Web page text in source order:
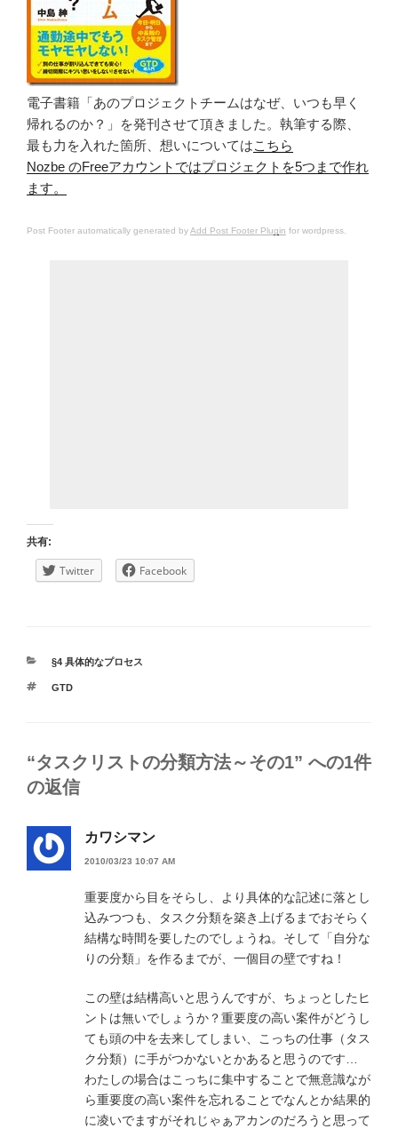
電子書籍「あのプロジェクトチームはなぜ、いつも早く
帰れるのか？」を発刊させて頂きました。執筆する際、
最も力を入れた箇所、想いについてはこちら
Nozbe のFreeアカウントではプロジェクトを5つまで作れ
ます。
Post Footer automatically generated byAdd Post Footer Plugin for wordpress.
共有:
Twitter Facebook
カ
ゴ
§4 具体的なプロセス
タ
GTD
“タスクリストの分類方法～その1” への1件
の返信
カワシマン
2010/03/23 10:07 AM
重要度から目をそらし、より具体的な記述に落とし
込みつつも、タスク分類を築き上げるまでおそらく
結構な時間を要したのでしょうね。そして「自分な
りの分類」を作るまでが、一個目の壁ですね！
この壁は結構高いと思うんですが、ちょっとしたヒ
ントは無いでしょうか？重要度の高い案件がどうし
ても頭の中を去来してしまい、こっちの仕事（タス
ク分類）に手がつかないとかあると思うのです…
わたしの場合はこっちに集中することで無意識なが
ら重要度の高い案件を忘れることでなんとか結果的
に凌いでますがそれじゃぁアカンのだろうと思って